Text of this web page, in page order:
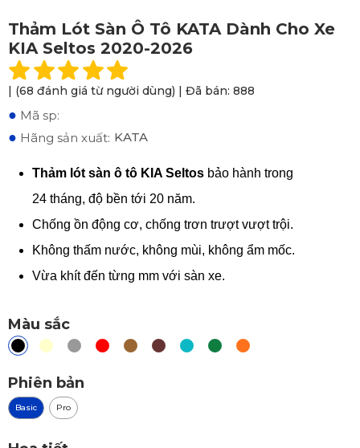
Thảm Lót Sàn Ô Tô KATA Dành Cho Xe
KIA Seltos 2020-2026
| (68 đánh giá từ người dùng) | Đã bán: 888
● Mã sp:
● Hãng sản xuất: KATA
Thảm lót sàn ô tô KIA Seltos bảo hành trong
24 tháng, độ bền tới 20 năm.
Chống ồn động cơ, chống trơn trượt vượt trội.
Không thấm nước, không mùi, không ẩm mốc.
Vừa khít đến từng mm với sàn xe.
Màu sắc
Phiên bản
Basic Pro